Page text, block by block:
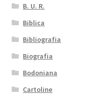
B. U. R.
Biblica
Bibliografia
Biografia
Bodoniana
Cartoline